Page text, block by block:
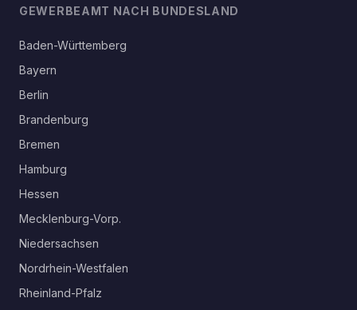
GEWERBEAMT NACH BUNDESLAND
Baden-Württemberg
Bayern
Berlin
Brandenburg
Bremen
Hamburg
Hessen
Mecklenburg-Vorp.
Niedersachsen
Nordrhein-Westfalen
Rheinland-Pfalz